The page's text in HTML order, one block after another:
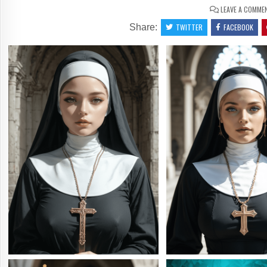
LEAVE A
0
63
0
SHARE
Share:
TWITTER FACEBOOK